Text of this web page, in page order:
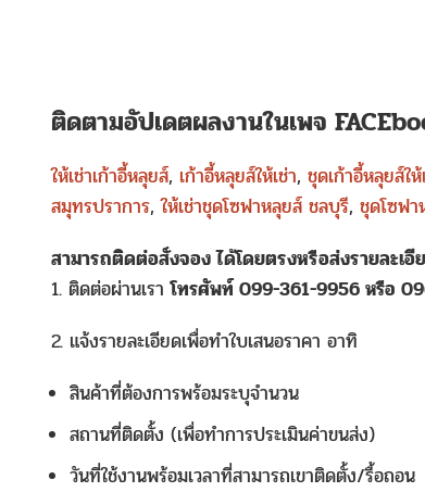
ติดตามอัปเดตผลงานในเพจ
ให้เช่าเก้าอี้หลุยส์, เก้าอี้หลุยส์ให้เช่า, ชุดเก้าอี้หลุยส์ให้
สมุทรปราการ, ให้เช่าชุดโซฟาหลุยส์ ชลบุรี, ชุดโซฟา
สามารถติดต่อสั่งจอง ได้โดยตรงหรือส่งรายละเ
1. ติดต่อผ่านเราโทรศัพท์ 099-361-9956 หรือ
2. แจ้งรายละเอียดเพื่อทำใบเสนอราคา อาทิ
สินค้าที่ต้องการพร้อมระบุจำนวน
สถานที่ติดตั้ง (เพื่อทำการประเมินค่าขนส่ง)
วันที่ใช้งานพร้อมเวลาที่สามารถเขาติดตั้ง/รื้อถอน